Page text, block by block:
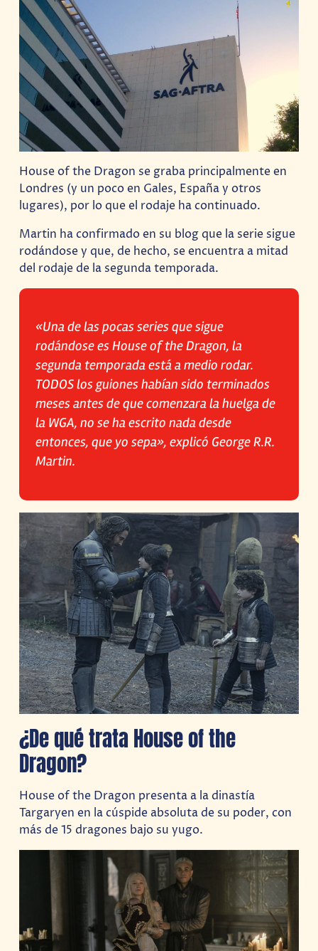
House of the Dragon se graba principalmente en
Londres (y un poco en Gales, España y otros
lugares), por lo que el rodaje ha continuado.
Martin ha confirmado en su blog que la serie sigue
rodándose y que, de hecho, se encuentra a mitad
del rodaje de la segunda temporada.
«Una de las pocas series que sigue
rodándose es House of the Dragon, la
segunda temporada está a medio rodar.
TODOS los guiones habían sido terminados
meses antes de que comenzara la huelga de
la WGA, no se ha escrito nada desde
entonces, que yo sepa», explicó George R.R.
Martin.
¿De qué trata House of the
Dragon?
House of the Dragon presenta a la dinastía
Targaryen en la cúspide absoluta de su poder, con
más de 15 dragones bajo su yugo.